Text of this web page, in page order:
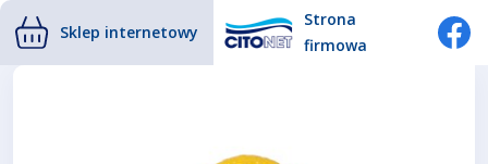
Sklep internetowy
Strona
firmowa